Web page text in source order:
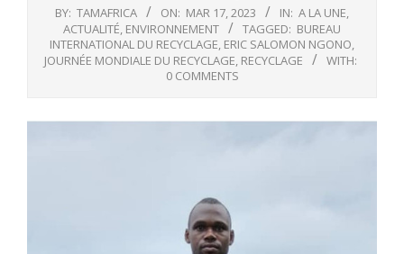
BY: TAMAFRICA ON: MAR 17, 2023 IN: A LA UNE,
ACTUALITÉ, ENVIRONNEMENT TAGGED: BUREAU
INTERNATIONAL DU RECYCLAGE, ERIC SALOMON NGONO,
JOURNÉE MONDIALE DU RECYCLAGE, RECYCLAGE
WITH:
0 COMMENTS